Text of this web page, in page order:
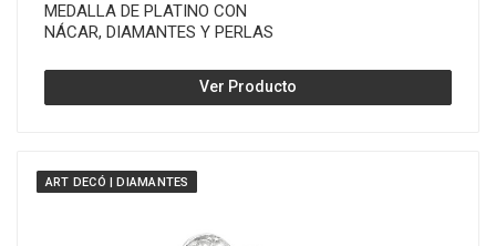
MEDALLA DE PLATINO CON
NÁCAR, DIAMANTES Y PERLAS
Ver Producto
ART DECÓ | DIAMANTES